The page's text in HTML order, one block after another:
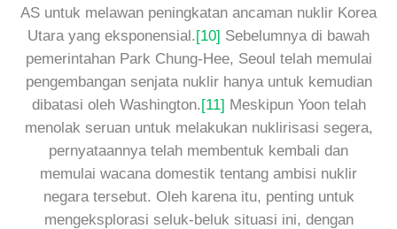
AS untuk melawan peningkatan ancaman nuklir Korea
Utara yang eksponensial.[10] Sebelumnya di bawah
pemerintahan Park Chung-Hee, Seoul telah memulai
pengembangan senjata nuklir hanya untuk kemudian
dibatasi oleh Washington.[11] Meskipun Yoon telah
menolak seruan untuk melakukan nuklirisasi segera,
pernyataannya telah membentuk kembali dan
memulai wacana domestik tentang ambisi nuklir
negara tersebut. Oleh karena itu, penting untuk
mengeksplorasi seluk-beluk situasi ini, dengan